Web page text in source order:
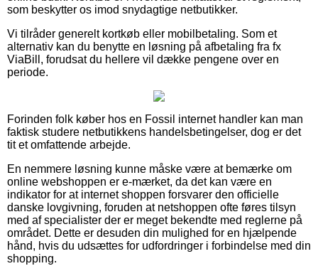
som beskytter os imod snydagtige netbutikker.
Vi tilråder generelt kortkøb eller mobilbetaling. Som et
alternativ kan du benytte en løsning på afbetaling fra fx
ViaBill, forudsat du hellere vil dække pengene over en
periode.
Forinden folk køber hos en Fossil internet handler kan man
faktisk studere netbutikkens handelsbetingelser, dog er det
tit et omfattende arbejde.
En nemmere løsning kunne måske være at bemærke om
online webshoppen er e-mærket, da det kan være en
indikator for at internet shoppen forsvarer den officielle
danske lovgivning, foruden at netshoppen ofte føres tilsyn
med af specialister der er meget bekendte med reglerne på
området. Dette er desuden din mulighed for en hjælpende
hånd, hvis du udsættes for udfordringer i forbindelse med din
shopping.